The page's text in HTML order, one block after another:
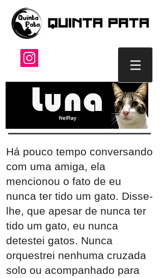
Há pouco tempo conversando
com uma amiga, ela
mencionou o fato de eu
nunca ter tido um gato. Disse-
lhe, que apesar de nunca ter
tido um gato, eu nunca
detestei gatos. Nunca
orquestrei nenhuma cruzada
solo ou acompanhado para